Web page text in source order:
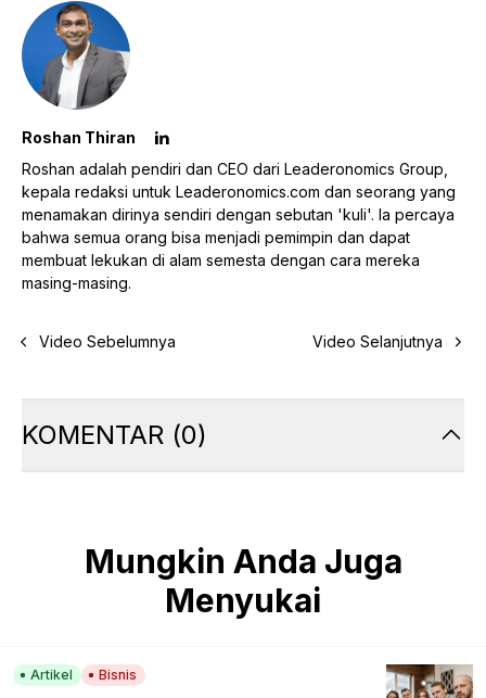
Roshan Thiran
Roshan adalah pendiri dan CEO dari Leaderonomics Group,
kepala redaksi untuk Leaderonomics.com dan seorang yang
menamakan dirinya sendiri dengan sebutan 'kuli'. Ia percaya
bahwa semua orang bisa menjadi pemimpin dan dapat
membuat lekukan di alam semesta dengan cara mereka
masing-masing.
Video Sebelumnya Video Selanjutnya
KOMENTAR (0)
Mungkin Anda Juga
Menyukai
Artikel Bisnis